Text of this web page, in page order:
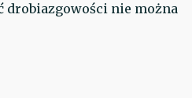
drobiazgowości nie można